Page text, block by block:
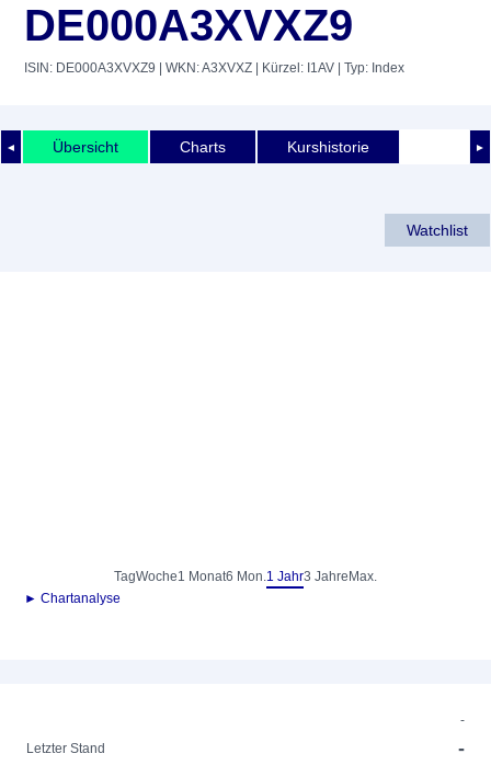
DE000A3XVXZ9
ISIN: DE000A3XVXZ9 | WKN: A3XVXZ | Kürzel: I1AV | Typ: Index
◄ ►
Übersicht Charts Kurshistorie
Watchlist
TagWoche1 Monat6 Mon.1 Jahr3 Jahre Max.
► Chartanalyse
-
Letzter Stand
-